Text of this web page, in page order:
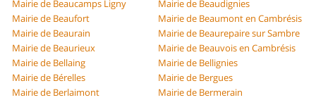
Mairie de Beaucamps Ligny
Mairie de Beaudignies
Mairie de Beaufort
Mairie de Beaumont en Cambrésis
Mairie de Beaurain
Mairie de Beaurepaire sur Sambre
Mairie de Beaurieux
Mairie de Beauvois en Cambrésis
Mairie de Bellaing
Mairie de Bellignies
Mairie de Bérelles
Mairie de Bergues
Mairie de Berlaimont
Mairie de Bermerain